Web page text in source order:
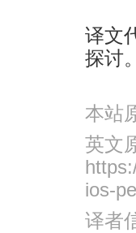
译文
探讨。
本站
英文
ios-
译者